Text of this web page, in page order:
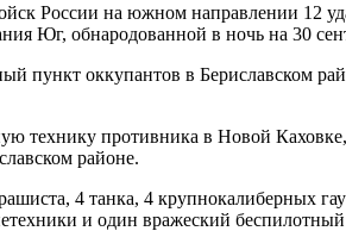
России на южном направлении 12
Юг, обнародованной в ночь на 30
пункт оккупантов в Бериславском
технику противника в Новой
районе.
4 танка, 4 крупнокалиберных
и один вражеский